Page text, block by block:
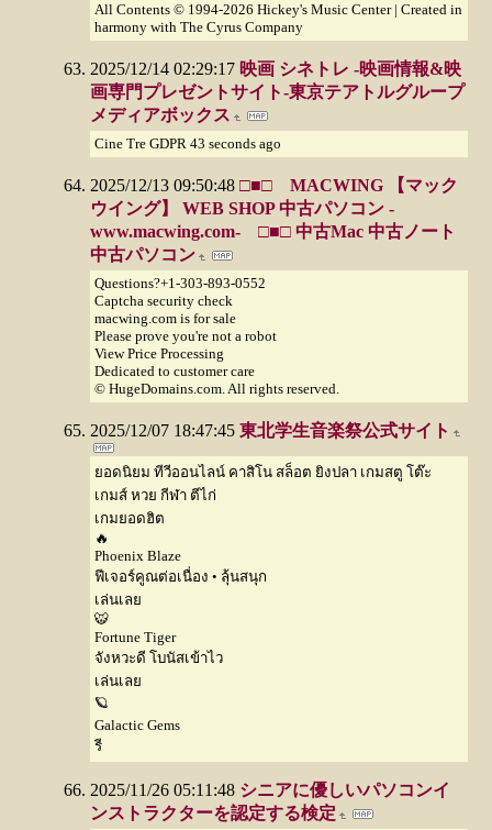
All Contents © 1994-2026 Hickey's Music Center | Created in
harmony with The Cyrus Company
2025/12/14 02:29:17 映画 シネトレ -映画情報&映
画専門プレゼントサイト-東京テアトルグループ
メディアボックス
Cine Tre GDPR 43 seconds ago
2025/12/13 09:50:48 □■□ MACWING 【マック
ウイング】 WEB SHOP 中古パソコン -
www.macwing.com- □■□ 中古Mac 中古ノート
中古パソコン
Questions?+1-303-893-0552
Captcha security check
macwing.com is for sale
Please prove you're not a robot
View Price Processing
Dedicated to customer care
© HugeDomains.com. All rights reserved.
2025/12/07 18:47:45 東北学生音楽祭公式サイト
ยอดนิยม ทีวีออนไลน์ คาสิโน สล็อต ยิงปลา เกมสตู โต๊ะ
เกมส์ หวย กีฬา ตีไก่
เกมยอดฮิต
🔥
Phoenix Blaze
ฟีเจอร์คูณต่อเนื่อง • ลุ้นสนุก
เล่นเลย
🐯
Fortune Tiger
จังหวะดี โบนัสเข้าไว
เล่นเลย
🪐
Galactic Gems
รี
2025/11/26 05:11:48 シニアに優しいパソコンイ
ンストラクターを認定する検定